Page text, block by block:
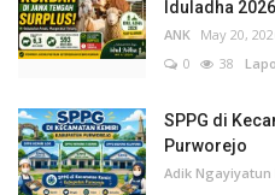
Iduladha
ANK May 20,
0
38
SPPG di
Purworejo
Adik Ngayiyatun